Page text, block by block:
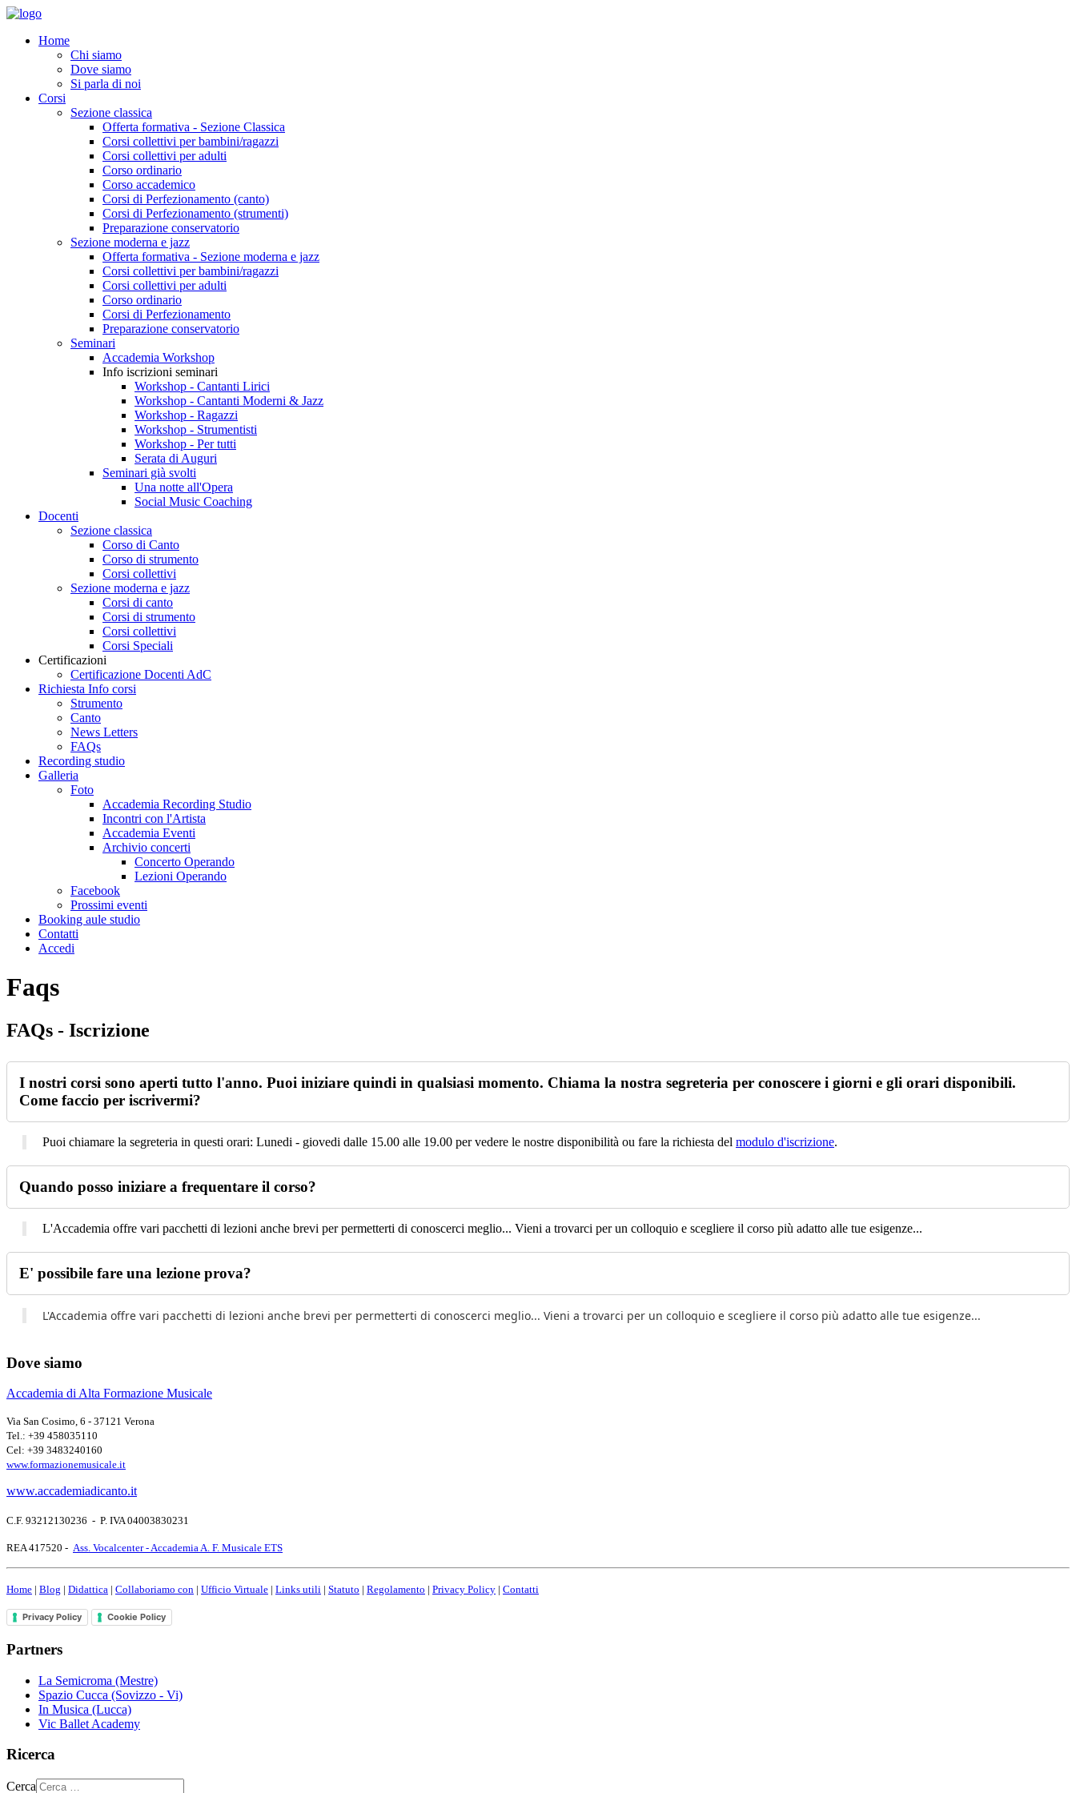
Home
Chi siamo
Dove siamo
Si parla di noi
Corsi
Sezione classica
Offerta formativa - Sezione Classica
Corsi collettivi per bambini/ragazzi
Corsi collettivi per adulti
Corso ordinario
Corso accademico
Corsi di Perfezionamento (canto)
Corsi di Perfezionamento (strumenti)
Preparazione conservatorio
Sezione moderna e jazz
Offerta formativa - Sezione moderna e jazz
Corsi collettivi per bambini/ragazzi
Corsi collettivi per adulti
Corso ordinario
Corsi di Perfezionamento
Preparazione conservatorio
Seminari
Accademia Workshop
Info iscrizioni seminari
Workshop - Cantanti Lirici
Workshop - Cantanti Moderni & Jazz
Workshop - Ragazzi
Workshop - Strumentisti
Workshop - Per tutti
Serata di Auguri
Seminari già svolti
Una notte all'Opera
Social Music Coaching
Docenti
Sezione classica
Corso di Canto
Corso di strumento
Corsi collettivi
Sezione moderna e jazz
Corsi di canto
Corsi di strumento
Corsi collettivi
Corsi Speciali
Certificazioni
Certificazione Docenti AdC
Richiesta Info corsi
Strumento
Canto
News Letters
FAQs
Recording studio
Galleria
Foto
Accademia Recording Studio
Incontri con l'Artista
Accademia Eventi
Archivio concerti
Concerto Operando
Lezioni Operando
Facebook
Prossimi eventi
Booking aule studio
Contatti
Accedi
Faqs
FAQs - Iscrizione
I nostri corsi sono aperti tutto l'anno. Puoi iniziare quindi in qualsiasi momento. Chiama la nostra segreteria per conoscere i giorni e gli orari disponibili.
Come faccio per iscrivermi?
Puoi chiamare la segreteria in questi orari: Lunedi - giovedi dalle 15.00 alle 19.00 per vedere le nostre disponibilità ou fare la richiesta del modulo d'iscrizione.
Quando posso iniziare a frequentare il corso?
L'Accademia offre vari pacchetti di lezioni anche brevi per permetterti di conoscerci meglio... Vieni a trovarci per un colloquio e scegliere il corso più adatto alle tue esigenze...
E' possibile fare una lezione prova?
L'Accademia offre vari pacchetti di lezioni anche brevi per permetterti di conoscerci meglio... Vieni a trovarci per un colloquio e scegliere il corso più adatto alle tue esigenze...
Dove siamo
Accademia di Alta Formazione Musicale
Via San Cosimo, 6 - 37121 Verona
Tel.: +39 458035110
Cel: +39 3483240160
www.formazionemusicale.it
www.accademiadicanto.it
C.F. 93212130236 - P. IVA 04003830231
REA 417520 - Ass. Vocalcenter - Accademia A. F. Musicale ETS
Home | Blog | Didattica | Collaboriamo con | Ufficio Virtuale | Links utili | Statuto | Regolamento | Privacy Policy | Contatti
Privacy Policy Cookie Policy
Partners
La Semicroma (Mestre)
Spazio Cucca (Sovizzo - Vi)
In Musica (Lucca)
Vic Ballet Academy
Ricerca
Cerca